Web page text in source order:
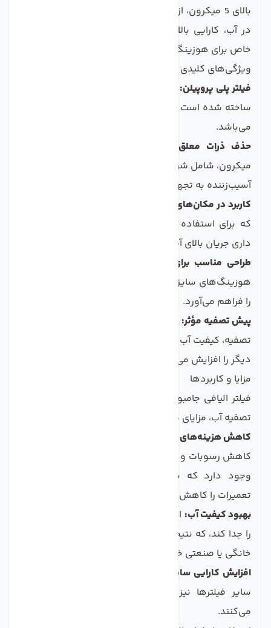
بالای 5 میکرون، از جمله شن و ماسه و گل و لای موجود
در آب، کارایی بالایی در تصفیه اولیه آب دارد و به‌طور
خاص برای هوزینگ‌های سا یز 20 اینچ طراحی شده است.
ویژگی‌های کلیدی فیلتر الیافی جامبو سی سی کا
فیلتر پلی پروپیلن:
ساخته شده است که تضمین‌کننده طول عمر و کارایی بالا
می‌باشد.
حذف ذرات معلق:
میکرون، شامل شن و ماسه و گل و لای، که یکی از عوامل
آسیب‌زننده به تجهیزات و لوله‌کشی‌هاست.
کاربرد در مکان‌های بزرگ:
که برای استفاده در ساختمان‌ها، کارگاه‌ها و مکان‌های
داری جریان بالای آب مناسب باشد.
طراحی مناسب برای هوزینگ‌های 20 این چ:
را فراهم می‌آورد.
پیش تصفیه مؤثر:
تصفیه، کیفیت آب را بهبود می‌بخشد و عمر مفید فیلترهای
دیگر را افزایش می‌دهد.
مزایا و کاربردها
فیلتر الیافی جامبو سی سی کا به‌عنوان یک ابزار مهم در
تصفیه آب، مزایای متعددی دارد:
کاهش هزینه‌های نگهداری:
کاهش رسوبات و آلودگی‌های دیگر در سیستم لوله‌کشی
وجود دارد که به نوبه خود هزینه‌های نگهداری و
تعمیرات را کاهش می‌دهد.
بهبود کیفیت آب: این فیلتر به‌خوبی می‌تواند ذرات آلودگی
را جدا کند، که نتیجه آن کیفیت بهتر آب برای استفاده‌های
خانگی یا صنعتی خواهد بود.
افزایش کارایی سایر فیلترها:
سایر فیلترها نیز به راحتی و با کارایی بیشتری عمل
می‌کنند.